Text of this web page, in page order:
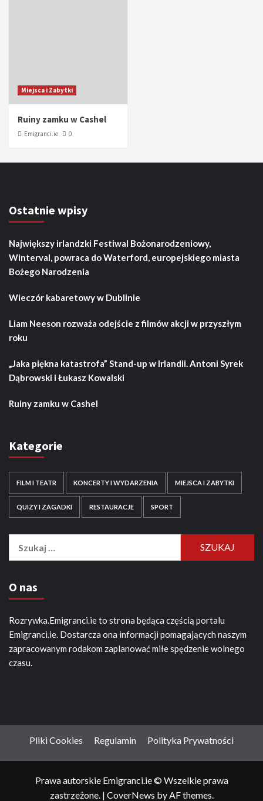
Miejsca i Zabytki
Ruiny zamku w Cashel
Emigranci.ie 0
Ostatnie wpisy
Największy irlandzki Festiwal Bożonarodzeniowy,
Winterval, powraca do Waterford, europejskiego miasta
Bożego Narodzenia
Wieczór kabaretowy w Dublinie
Liam Neeson rozważa odejście z filmów akcji w przyszłym
roku
„Jaka piękna katastrofa” Stand-up w Irlandii. Antoni Syrek
Dąbrowski i Łukasz Kowalski
Ruiny zamku w Cashel
Kategorie
FILM I TEATR KONCERTY I WYDARZENIA MIEJSCA I ZABYTKI
QUIZY I ZAGADKI RESTAURACJE SPORT
O nas
Rozrywka.Emigranci.ie to strona będąca częścią portalu
Emigranci.ie. Dostarcza ona informacji pomagających naszym
zapracowanym rodakom zaplanować miłe spędzenie wolnego
czasu.
Pliki Cookies Regulamin Polityka Prywatności
Prawa autorskie Emigranci.ie © Wszelkie prawa
zastrzeżone. | CoverNews by AF themes.